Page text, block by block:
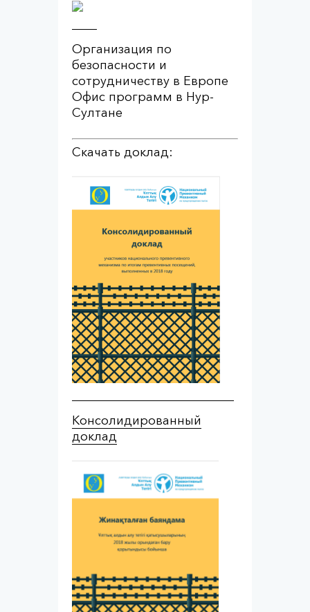
Организация по
безопасности и
сотрудничеству в Европе
Офис программ в Нур-
Султане
Скачать доклад:
Консолидированный
доклад